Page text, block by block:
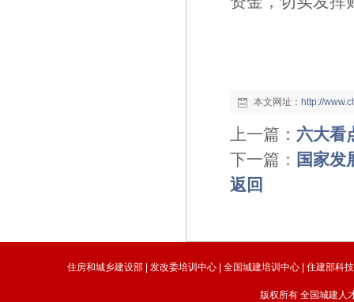
本文网址： http://
上一篇： 六大看
下一篇： 国家发
返回
住房和城乡建设部 |发改委培训中心 |全国城建培训中心 |住建部科
版权所有 全国城建人